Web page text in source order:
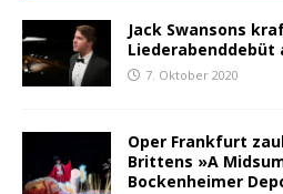
Jack Swansons
Liederabenddebüt
7. Oktober 2020
Oper Frankfurt
Brittens »A
Bockenheimer